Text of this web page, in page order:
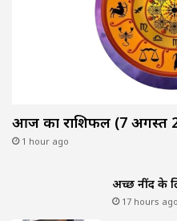
आज का राशिफल (7 अगस्त
1 hour ago
अच्छी नींद के
17 hours ago